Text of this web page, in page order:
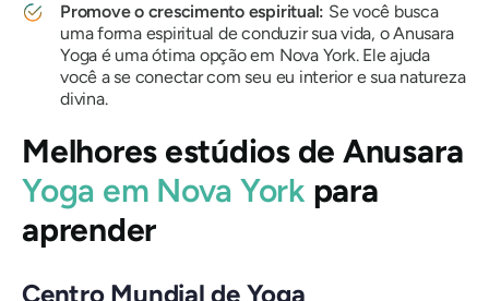
Promove o crescimento espiritual: Se você busca
uma forma espiritual de conduzir sua vida, o Anusara
Yoga é uma ótima opção em Nova York. Ele ajuda
você a se conectar com seu eu interior e sua natureza
divina.
Melhores estúdios de Anusara
Yoga em Nova York para
aprender
Centro Mundial de Yoga